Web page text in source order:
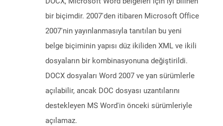
bir biçimdir. 2007'den itibaren Microsoft Office
2007'nin yayınlanmasıyla tanıtılan bu yeni
belge biçiminin yapısı düz ikiliden XML ve ikili
dosyaların bir kombinasyonuna değiştirildi.
DOCX dosyaları Word 2007 ve yan sürümlerle
açılabilir, ancak DOC dosyası uzantılarını
destekleyen MS Word'in önceki sürümleriyle
açılamaz.